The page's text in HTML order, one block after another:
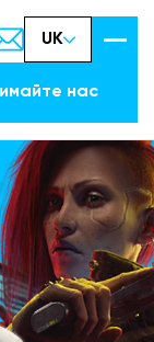
UK
наc